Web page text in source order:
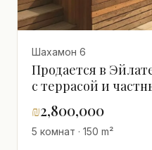
Шахамон 6
Продается в
с террасой и
море
₪2,800,000
5 комнат · 150 m²